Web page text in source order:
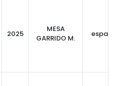
2025
MESA
GARRIDO M.
espacios